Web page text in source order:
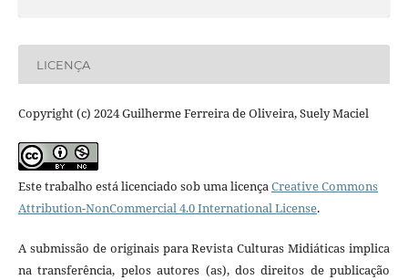
LICENÇA
Copyright (c) 2024 Guilherme Ferreira de Oliveira, Suely Maciel
Este trabalho está licenciado sob uma licençaCreative Commons
Attribution-NonCommercial 4.0 International License.
A submissão de originais para Revista Culturas Midiáticas implica
na transferência, pelos autores (as), dos direitos de publicação